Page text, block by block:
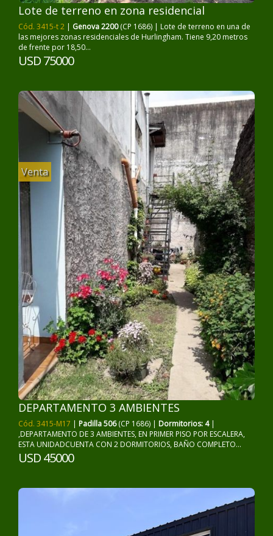
Lote de terreno en zona residencial
Cód. 3415-t 2 | Genova 2200(CP 1686) | Lote de terreno en una de
las mejores zonas residenciales de Hurlingham. Tiene 9,20 metros
de frente por 18,50...
USD 75000
Venta
DEPARTAMENTO 3 AMBIENTES
Cód. 3415-M17 | Padilla 506(CP 1686) | Dormitorios: 4|
,DEPARTAMENTO DE 3 AMBIENTES, EN PRIMER PISO POR ESCALERA,
ESTA UNIDADCUENTA CON 2 DORMITORIOS, BAÑO COMPLETO...
USD 45000